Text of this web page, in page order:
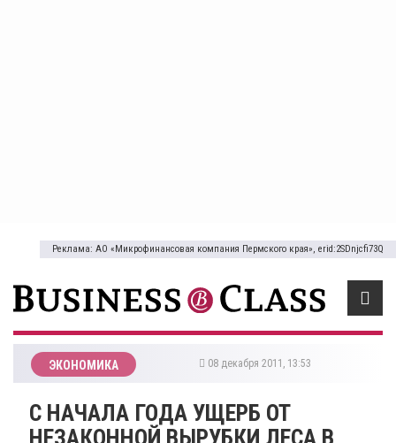
Реклама: АО «Микрофинансовая компания Пермского края», erid:2SDnjcfi73Q
ЭКОНОМИКА 08 декабря 2011, 13:53
С НАЧАЛА ГОДА УЩЕРБ ОТ
НЕЗАКОННОЙ ВЫРУБКИ ЛЕСА В